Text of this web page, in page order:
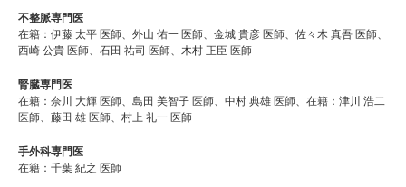
不整脈専門医
在籍：伊藤 太平 医師、外山 佑一 医師、金城 貴彦 医師、佐々木 真吾 医師、
西崎 公貴 医師、石田 祐司 医師、木村 正臣 医師
腎臓専門医
在籍：奈川 大輝 医師、島田 美智子 医師、中村 典雄 医師、在籍：津川 浩二
医師、藤田 雄 医師、村上 礼一 医師
手外科専門医
在籍：千葉 紀之 医師